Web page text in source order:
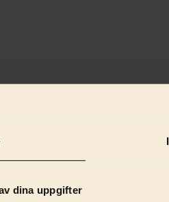
dina uppgifter